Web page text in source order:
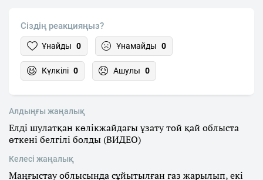
Сіздің реакцияңыз?
Ұнайды 0 Ұнамайды 0
Күлкілі 0 Ашулы 0
Алдыңғы жаңалық
Елді шулатқан көлікжайдағы ұзату той қай облыста
өткені белгілі болды (ВИДЕО)
Келесі жаңалық
Маңғыстау облысында сұйытылған газ жарылып, екі